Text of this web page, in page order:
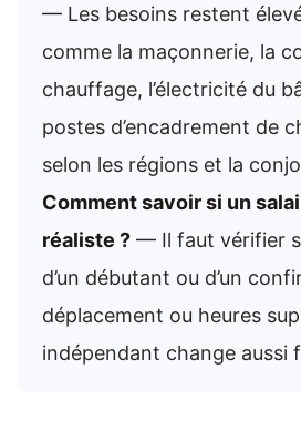
— Les besoins restent
comme la maçonnerie, la
chauffage, l’électricité du
postes d’encadrement de
selon les régions et la
Comment savoir si un
réaliste ? — Il faut vérifier
d’un débutant ou d’un
déplacement ou heures
indépendant change aussi